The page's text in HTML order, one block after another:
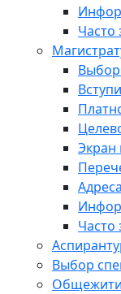
Часто
Выбор
Экран
Часто
Выбор